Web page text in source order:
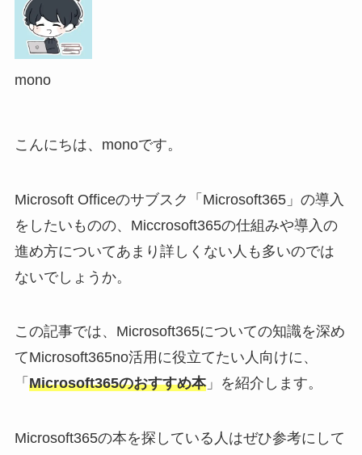
mono
こんにちは、monoです。
Microsoft Officeのサブスク「Microsoft365」の導入
をしたいものの、Miccrosoft365の仕組みや導入の
進め方についてあまり詳しくない人も多いのでは
ないでしょうか。
この記事では、Microsoft365についての知識を深め
てMicrosoft365no活用に役立てたい人向けに、
「 Microsoft365のおすすめ本」を紹介します。
Microsoft365の本を探している人はぜひ参考にして